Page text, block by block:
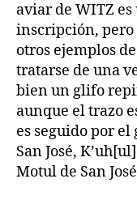
aviar de WITZ
inscripción, pero
otros ejemplos
tratarse de una
bien un glifo
aunque el trazo
es seguido por
San José,
Motul de San